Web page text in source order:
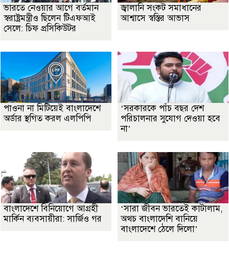
ভারতে নেওয়ার আগে বর্তমান
স্বরাষ্ট্রমন্ত্রীও ছিলেন টিএফআই
সেলে: চিফ প্রসিকিউটর
জ্বালানি সংকট সমাধানের
আশ্বাসে স্বস্তির আভাস
পাওনা না মিটিয়েই বাংলাদেশে
অর্ডার স্থগিত করল এলপিপি
‘সরকারকে পাঁচ বছর দেশ
পরিচালনার সুযোগ দেওয়া হবে
না’
বাংলাদেশে বিনিয়োগে আগ্রহী
মার্কিন ব্যবসায়ীরা: সার্জিও গর
‘সারা জীবন ভারতেই কাটালাম,
অথচ বাংলাদেশি বানিয়ে
বাংলাদেশে ঠেলে দিলো’